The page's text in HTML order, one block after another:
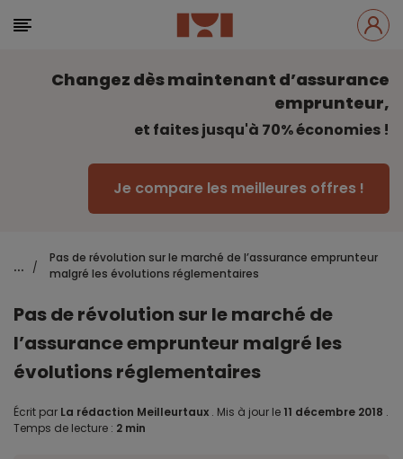
Changez dès maintenant d’assurance
emprunteur,
et faites jusqu'à 70% économies !
Je compare les meilleures offres !
... /
Pas de révolution sur le marché de l’assurance emprunteur
malgré les évolutions réglementaires
Pas de révolution sur le marché de
l’assurance emprunteur malgré les
évolutions réglementaires
Écrit par La rédaction Meilleurtaux . Mis à jour le 11 décembre 2018 .
Temps de lecture : 2 min